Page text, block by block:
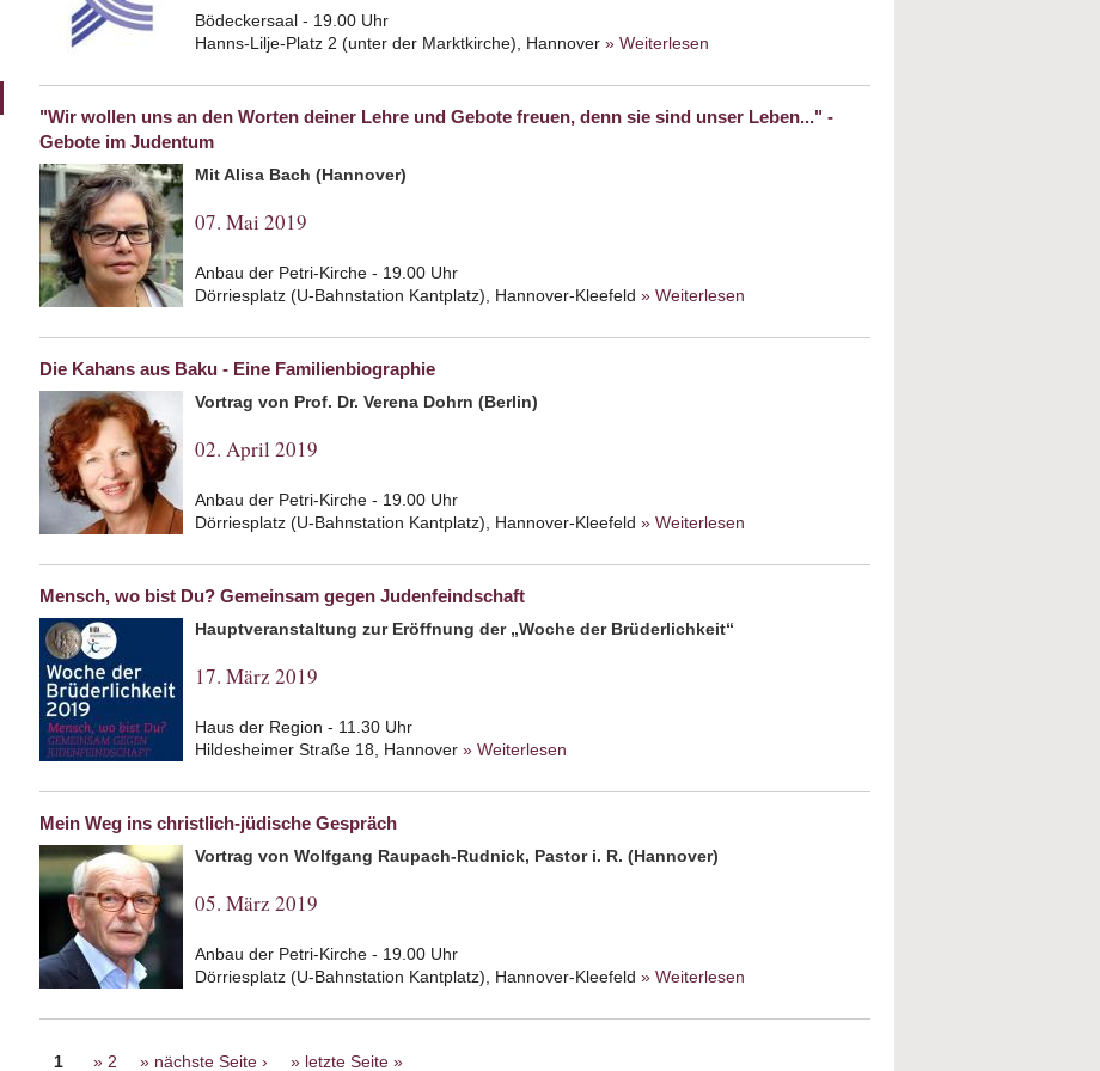
Bödeckersaal - 19.00 Uhr
Hanns-Lilje-Platz 2 (unter der Marktkirche), Hannover » Weiterlesen
"Wir wollen uns an den Worten deiner Lehre und Gebote freuen, denn sie sind unser Leben..." -
Gebote im Judentum
Mit Alisa Bach (Hannover)
07. Mai 2019
Anbau der Petri-Kirche - 19.00 Uhr
Dörriesplatz (U-Bahnstation Kantplatz), Hannover-Kleefeld » Weiterlesen
deiner Lehre und
Die Kahans aus Baku - Eine Familienbiographie
Vortrag von Prof. Dr. Verena Dohrn (Berlin)
02. April 2019
Anbau der Petri-Kirche - 19.00 Uhr
Dörriesplatz (U-Bahnstation Kantplatz), Hannover-Kleefeld » Weiterlesen
Familienbiographie
Mensch, wo bist Du? Gemeinsam gegen Judenfeindschaft
Hauptveranstaltung zur Eröffnung der „Woche der Brüderlichkeit“
17. März 2019
Haus der Region - 11.30 Uhr
Hildesheimer Straße 18, Hannover » Weiterlesen
Mein Weg ins christlich-jüdische Gespräch
Vortrag von Wolfgang Raupach-Rudnick, Pastor i. R. (Hannover)
05. März 2019
Anbau der Petri-Kirche - 19.00 Uhr
Dörriesplatz (U-Bahnstation Kantplatz), Hannover-Kleefeld » Weiterlesen
jüdische Gespräch
Seiten
1 2 nächste Seite › letzte Seite »